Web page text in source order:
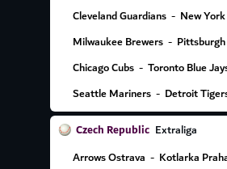
Cleveland Guardians - New
Milwaukee Brewers -
Chicago Cubs - Toronto Blue
Seattle Mariners - Detroit
Czech Republic Extraliga
Arrows Ostrava - Kotlarka